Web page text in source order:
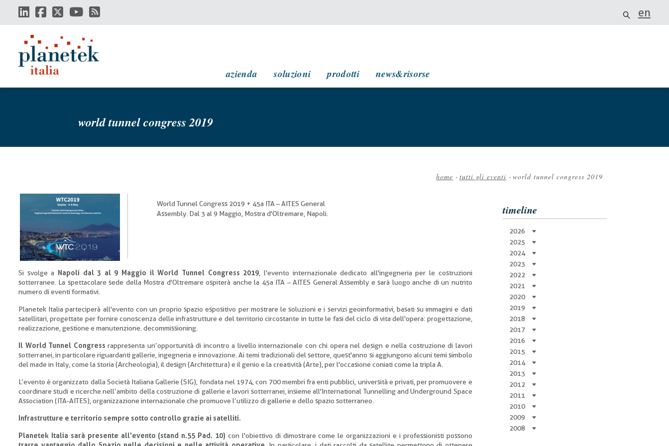
contenuto
en
azienda soluzioni prodotti news&risorse
world tunnel congress 2019
home - tutti gli eventi - world tunnel congress 2019
World Tunnel Congress 2019 + 45a ITA – AITES General
Assembly. Dal 3 al 9 Maggio, Mostra d'Oltremare, Napoli.
Si svolge a Napoli dal 3 al 9 Maggio il World Tunnel Congress 2019 , l'evento internazionale dedicato all'ingegneria per le costruzioni
sotterranee. La spettacolare sede della Mostra d'Oltremare ospiterà anche la 45a ITA – AITES General Assembly e sarà luogo anche di un nutrito
numero di eventi formativi.
Planetek Italia parteciperà all'evento con un proprio spazio espositivo per mostrare le soluzioni e i servizi geoinformativi, basati su immagini e dati
satellitari, progettate per fornire conoscenza delle infrastrutture e del territorio circostante in tutte le fasi del ciclo di vita dell'opera: progettazione,
realizzazione, gestione e manutenzione. decommissioning.
Il World Tunnel Congressrappresenta un’opportunità di incontro a livello internazionale con chi opera nel design e nella costruzione di lavori
sotterranei, in particolare riguardanti gallerie, ingegneria e innovazione. Ai temi tradizionali del settore, quest'anno si aggiungono alcuni temi simbolo
del made in Italy, come la storia (Archeologia), il design (Architettura) e il genio e la creatività (Arte), per l'occasione coniati come la tripla A.
L’evento è organizzato dalla Società Italiana Gallerie (SIG), fondata nel 1974, con 700 membri fra enti pubblici, università e privati, per promuovere e
coordinare studi e ricerche nell’ambito della costruzione di gallerie e lavori sotterranei, insieme all'International Tunnelling and Underground Space
Association (ITA-AITES), organizzazione internazionale che promuove l’utilizzo di gallerie e dello spazio sotterraneo.
Infrastrutture e territorio sempre sotto controllo grazie ai satelliti.
Planetek Italia sarà presente all'evento (stand n.55 Pad. 10) con l'obiettivo di dimostrare come le organizzazioni e i professionisti possono
timeline
2026
2025
2024
2023
2022
2021
2020
2019
2018
2017
2016
2015
2014
2013
2012
2011
2010
2009
2008